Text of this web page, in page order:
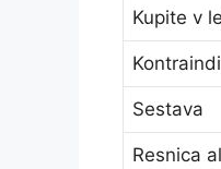
Kupite v
Sestava
Resnica